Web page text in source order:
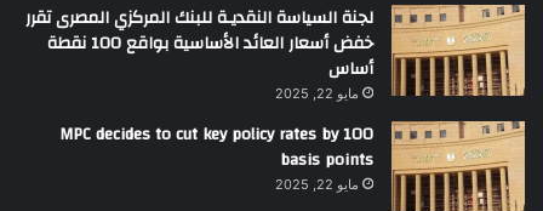
لجنة السياسة النقديـة للبنك المركزي المصرى تقرر
خفض أسعار العائد الأساسية بواقع 100 نقطة
أساس
مايو 22, 2025
MPC decides to cut key policy rates by 100
basis points
مايو 22, 2025